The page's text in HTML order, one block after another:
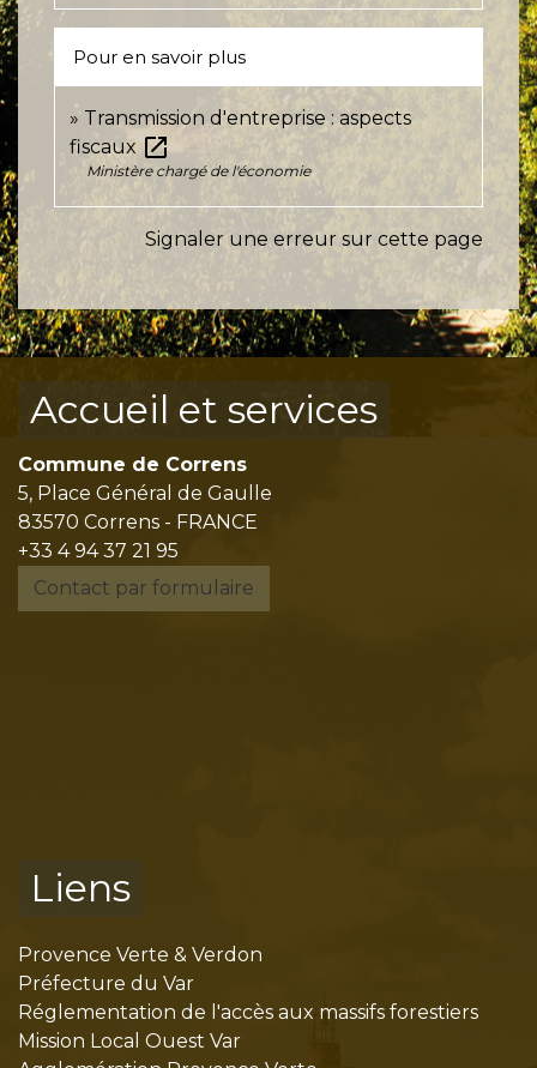
Pour en savoir plus
Transmission d'entreprise : aspects
fiscaux open_in_new
Ministère chargé de l'économie
Signaler une erreur sur cette page
Accueil et services
Commune de Correns
5, Place Général de Gaulle
83570 Correns - FRANCE
+33 4 94 37 21 95
Contact par formulaire
Liens
Provence Verte & Verdon
Préfecture du Var
Réglementation de l'accès aux massifs forestiers
Mission Local Ouest Var